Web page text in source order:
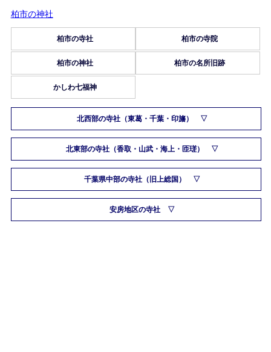
柏市の神社
柏市の寺社 柏市の寺院
柏市の神社 柏市の名所旧跡
かしわ七福神
北西部の寺社（東葛・千葉・印旛）
北東部の寺社（香取・山武・海上・匝瑳）
千葉県中部の寺社（旧上総国）
安房地区の寺社